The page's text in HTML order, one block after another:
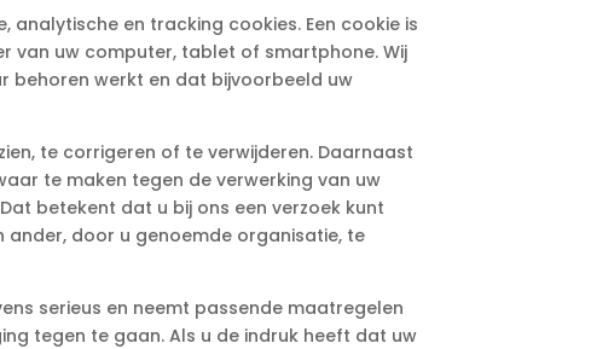
analytische en tracking cookies. Een cookie is
van uw computer, tablet of smartphone. Wij
behoren werkt en dat bijvoorbeeld uw
te corrigeren of te verwijderen. Daarnaast
te maken tegen de verwerking van uw
betekent dat u bij ons een verzoek kunt
ander, door u genoemde organisatie, te
serieus en neemt passende maatregelen
tegen te gaan. Als u de indruk heeft dat uw